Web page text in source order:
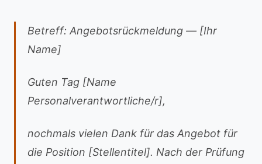
Betreff: Angebotsrückmeldung — [Ihr
Name]
Guten Tag [Name
Personalverantwortliche/r],
nochmals vielen Dank für das Angebot für
die Position [Stellentitel]. Nach der Prüfung